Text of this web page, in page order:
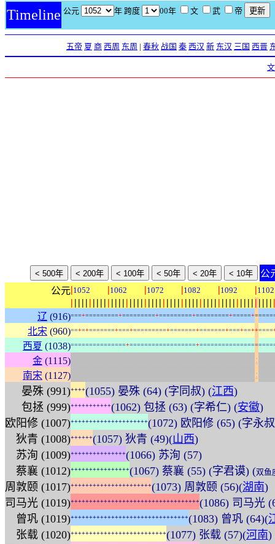
Timeline 公元 年 跨度 00年 文 武 帝
五帝 夏 商 西周 东周 | 春秋 战国 秦 西汉 新 东汉 三国 西晋
公
公元|1052 |1062 |1072 |1082 |1092 |1102
| | | | | | | | | | | | | | | | | | | | | | | | | | | | | | | | | | | | | | | | | | | | | | | | | | | | | | | |
辽 (916)===+=========+=========+=========+=========+=====+=====
北宋 (960)==+=+=======+===+=========+=======+=======+===+==++====
西夏 (1038)===============+==================+====================
金 (1115) :
南宋 (1127) :
晏殊 (991)++++(1055) 晏殊 (64) (字同叔) (江西)
包拯 (999)+++++++++++(1062) 包拯 (63) (字希仁) (安徽)
欧阳修 (1007)+++++++++++++++++++++(1072) 欧阳修 (65) (字永
狄青 (1008)++++++(1057) 狄青 (49)(山西)
苏洵 (1009)+++++++++++++++(1066) 苏洵 (57)
蔡襄 (1012)++++++++++++++++(1067) 蔡襄 (55) (字君谟) (双鱼
周敦颐 (1017)++++++++++++++++++++++(1073) 周敦颐 (56)(湖南)
司马光 (1019)+++++++++++++++++++++++++++++++++++(1086) 司马光
曾巩 (1019)++++++++++++++++++++++++++++++++(1083) 曾巩 (64)(
张载 (1020)++++++++++++++++++++++++++(1077) 张载 (57)(河南)